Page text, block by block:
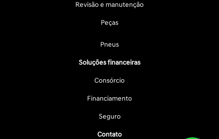
Revisão e manutenção
Peças
Pneus
Soluções financeiras
Consórcio
Financiamento
Seguro
Contato